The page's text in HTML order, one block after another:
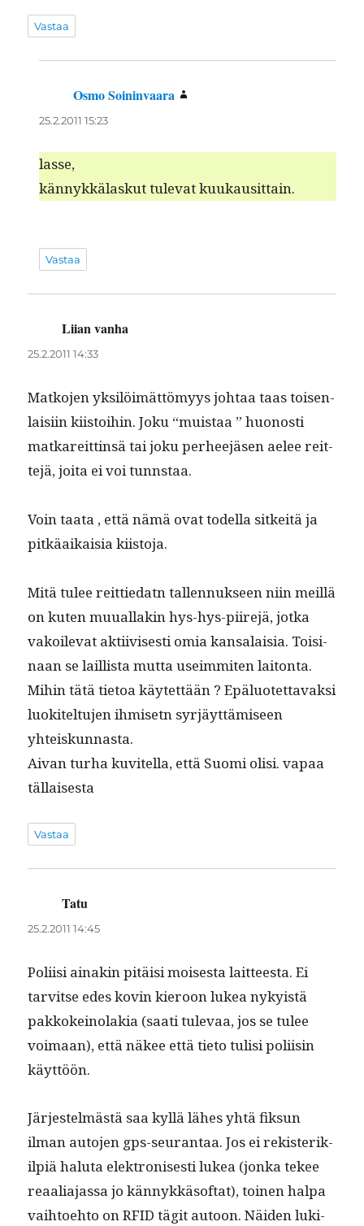
Vastaa
Osmo Soininvaara
25.2.2011 15:23
lasse,
kän­nykkälaskut tule­vat kuukausittain.
Vastaa
Liian vanha
25.2.2011 14:33
Matko­jen yksilöimät­tömyys johtaa taas toisen­
laisi­in kiis­toi­hin. Joku “muis­taa ” huonos­ti
matkare­it­tin­sä tai joku per­hee­jäsen aelee reit­
te­jä, joi­ta ei voi tunnstaa.
Voin taa­ta , että nämä ovat todel­la sitkeitä ja
pitkäaikaisia kiistoja.
Mitä tulee reit­tiedatn tal­len­nuk­seen niin meil­lä
on kuten muual­lakin hys-hys-piire­jä, jot­ka
vakoil­e­vat akti­ivis­es­ti omia kansalaisia. Toisi­
naan se lail­lista mut­ta useim­miten laitonta.
Mihin tätä tietoa käytet­tään ? Epälu­otet­tavak­si
luokitel­tu­jen ihmisetn syr­jäyt­tämiseen
yhteiskunnasta.
Aivan turha kuvitel­la, että Suo­mi olisi. vapaa
tällaisesta
Vastaa
Tatu
25.2.2011 14:45
Poli­isi ainakin pitäisi moi­ses­ta lait­teesta. Ei
tarvitse edes kovin kieroon lukea nyky­istä
pakkokeino­lakia (saati tule­vaa, jos se tulee
voimaan), että näkee että tieto tulisi poli­isin
käyttöön.
Jär­jestelmästä saa kyl­lä läh­es yhtä fik­sun
ilman auto­jen gps-seu­ran­taa. Jos ei rek­isterik­
ilpiä halu­ta elek­tro­n­is­es­ti lukea (jon­ka tekee
reaali­a­jas­sa jo kän­nykkä­sof­t­at), toinen hal­pa
vai­h­toe­hto on RFID tägit autoon. Näi­den luk­i­